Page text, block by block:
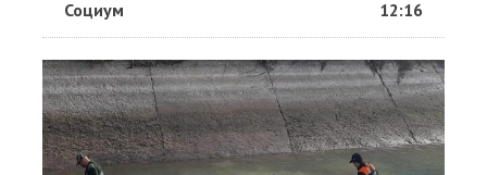
Социум 12:16